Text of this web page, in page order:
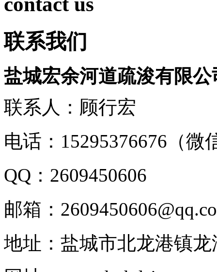
联系我们
盐城宏余河道疏浚有限公
联系人：顾行宏
电话：15295376676（微
QQ：2609450606
邮箱：
地址：盐城市北龙港镇龙